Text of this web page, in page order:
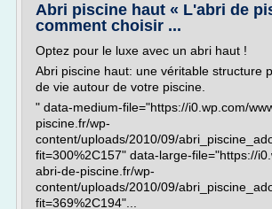
Abri piscine haut « L'abri de
comment choisir ...
Optez pour le luxe avec un abri haut !
Abri piscine haut: une véritable structure
de vie autour de votre piscine.
" data-medium-file="https://i0.wp.com/
piscine.fr/wp-
content/uploads/2010/09/
fit=300%2C157" data-large-file="https://
abri-de-piscine.fr/wp-
content/uploads/2010/09/
fit=369%2C194"...